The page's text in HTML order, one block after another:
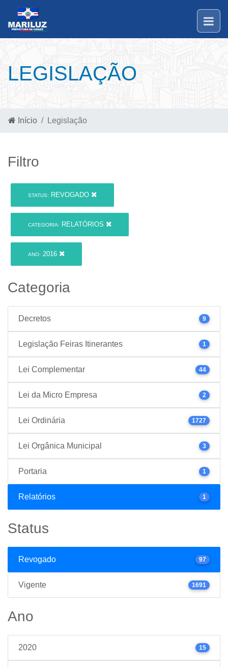
LEGISLAÇÃO
Início Legislação
Filtro
STATUS: REVOGADO
CATEGORIA: RELATÓRIOS
ANO: 2016
Categoria
Decretos 9
Legislação Feiras Itinerantes 1
Lei Complementar 44
Lei da Micro Empresa 2
Lei Ordinária 1727
Lei Orgânica Municipal 3
Portaria 1
Relatórios 1
Status
Revogado 97
Vigente 1691
Ano
2020 15